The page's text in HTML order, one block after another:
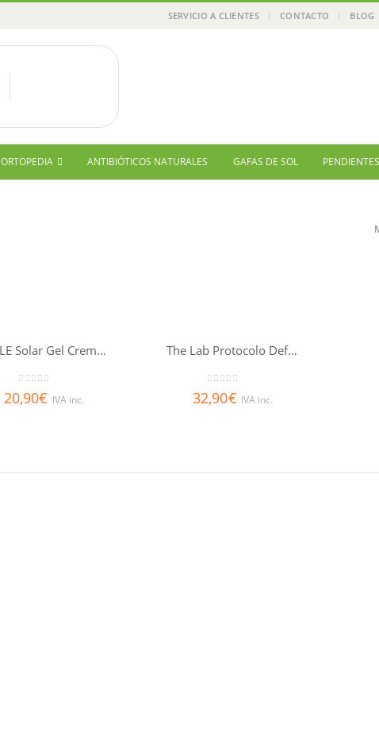
SERVICIO A CLIENTES CONTACTO BLOG
ORTOPEDIA ANTIBIÓTICOS NATURALES GAFAS DE SOL PENDIENTES
SEGLE Solar Gel Crema Facial SPF50+
0 out of 5
20,90€ IVA inc.
The Lab Protocolo Defensa Avanzada SPF50+ 50 ml
0 out of 5
32,90€ IVA inc.